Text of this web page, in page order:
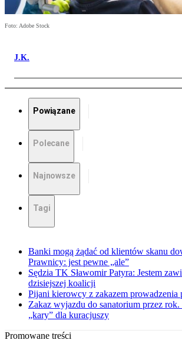
Foto: Adobe Stock
J.K.
Powiązane
Polecane
Najnowsze
Tagi
Banki mogą żądać od klientów skanu
Prawnicy: jest pewne „ale”
Sędzia TK Sławomir Patyra: Jestem
dzisiejszej koalicji
Pijani kierowcy z zakazem prowadzenia
Zakaz wyjazdu do sanatorium przez rok.
„kary” dla kuracjuszy
Promowane treści